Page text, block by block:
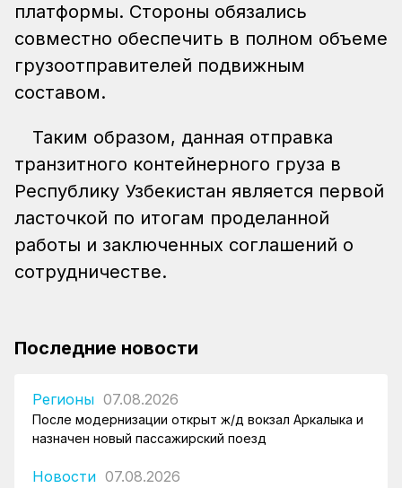
платформы. Стороны обязались
совместно обеспечить в полном объеме
грузоотправителей подвижным
составом.
Таким образом, данная отправка
транзитного контейнерного груза в
Республику Узбекистан является первой
ласточкой по итогам проделанной
работы и заключенных соглашений о
сотрудничестве.
Последние новости
Регионы 07.08.2026
После модернизации открыт ж/д вокзал Аркалыка и
назначен новый пассажирский поезд
Новости 07.08.2026